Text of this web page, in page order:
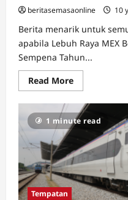
beritasemasaonline 10
Berita menarik untuk
apabila Lebuh Raya MEX
Sempena Tahun...
Read MoreRead
more
Lebuh
Raya
MEX
Beri
Diskaun
10
Peratus
Sempena
Tahun
Baru
Cina
1 minute read
Tempatan